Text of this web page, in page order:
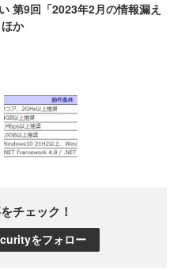
第9回「2023年2月の情報漏え
か
チェック！
をフォロー